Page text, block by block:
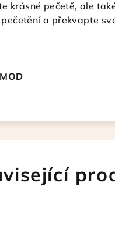
krásné pečetě, ale
a překvapte